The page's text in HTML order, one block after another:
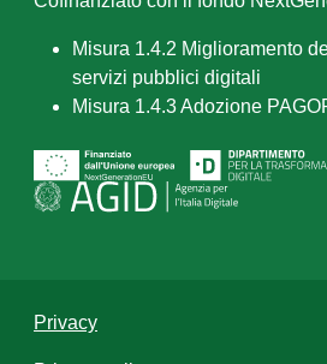
Misura 1.4.2 Miglioramento
servizi pubblici digitali
Misura 1.4.3 Adozione
Privacy